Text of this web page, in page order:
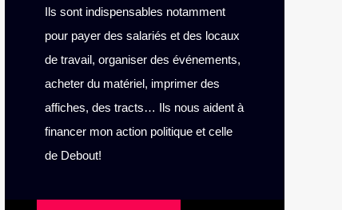
Ils sont indispensables notamment
pour payer des salariés et des locaux
de travail, organiser des événements,
acheter du matériel, imprimer des
affiches, des tracts… Ils nous aident à
financer mon action politique et celle
de Debout!